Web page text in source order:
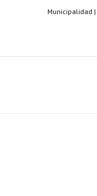
Municipalidad |